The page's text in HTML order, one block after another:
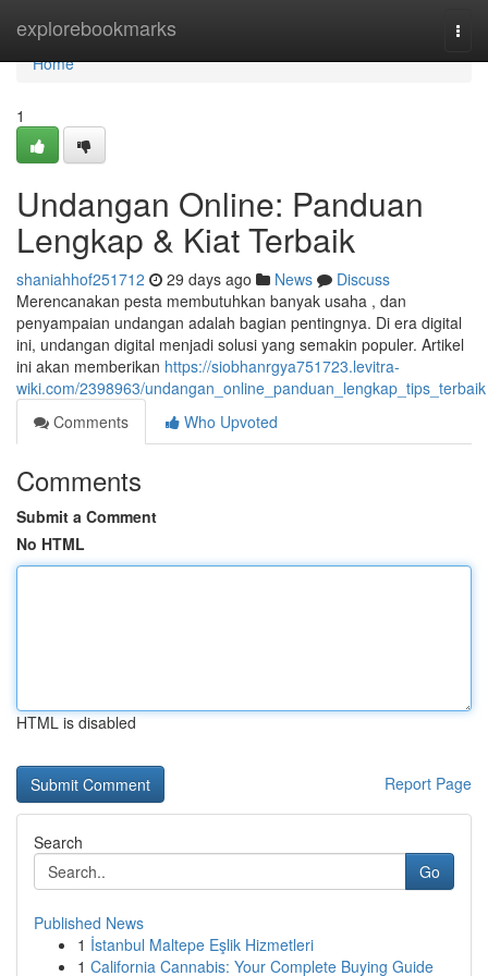
explorebookmarks
Home
Home
1
Undangan Online: Panduan
Lengkap & Kiat Terbaik
shaniahhof251712 29 days ago News
Discuss
Merencanakan pesta membutuhkan banyak usaha , dan
penyampaian undangan adalah bagian pentingnya. Di era digital
ini, undangan digital menjadi solusi yang semakin populer. Artikel
ini akan memberikan https://siobhanrgya751723.levitra-
wiki.com/2398963/undangan_online_panduan_lengkap_tips_terbaik
Comments
Who Upvoted
Comments
Submit a Comment
No HTML
HTML is disabled
Report Page
Search
Go
Published News
1 İstanbul Maltepe Eşlik Hizmetleri
1 California Cannabis: Your Complete Buying Guide